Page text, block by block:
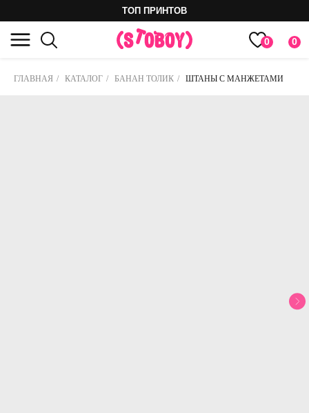
0
0
ТОП ПРИНТОВ
ГЛАВНАЯ / КАТАЛОГ / БАНАН ТОЛИК / ШТАНЫ С МАНЖЕТАМИ